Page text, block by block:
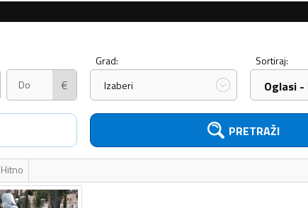
€
Grad:
Izaberi
Sortiraj:
Oglasi
PRETRAŽI
Hitno